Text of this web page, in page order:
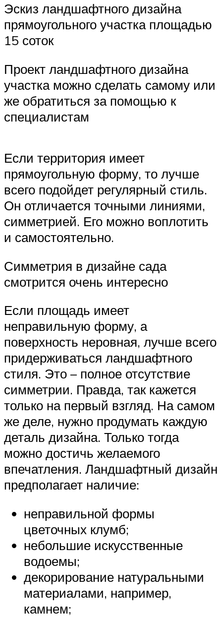
Эскиз ландшафтного дизайна
прямоугольного участка площадью
15 соток
Проект ландшафтного дизайна
участка можно сделать самому или
же обратиться за помощью к
специалистам
Если территория имеет
прямоугольную форму, то лучше
всего подойдет регулярный стиль.
Он отличается точными линиями,
симметрией. Его можно воплотить
и самостоятельно.
Симметрия в дизайне сада
смотрится очень интересно
Если площадь имеет
неправильную форму, а
поверхность неровная, лучше всего
придерживаться ландшафтного
стиля. Это – полное отсутствие
симметрии. Правда, так кажется
только на первый взгляд. На самом
же деле, нужно продумать каждую
деталь дизайна. Только тогда
можно достичь желаемого
впечатления. Ландшафтный дизайн
предполагает наличие:
неправильной формы
цветочных клумб;
небольшие искусственные
водоемы;
декорирование натуральными
материалами, например,
камнем;